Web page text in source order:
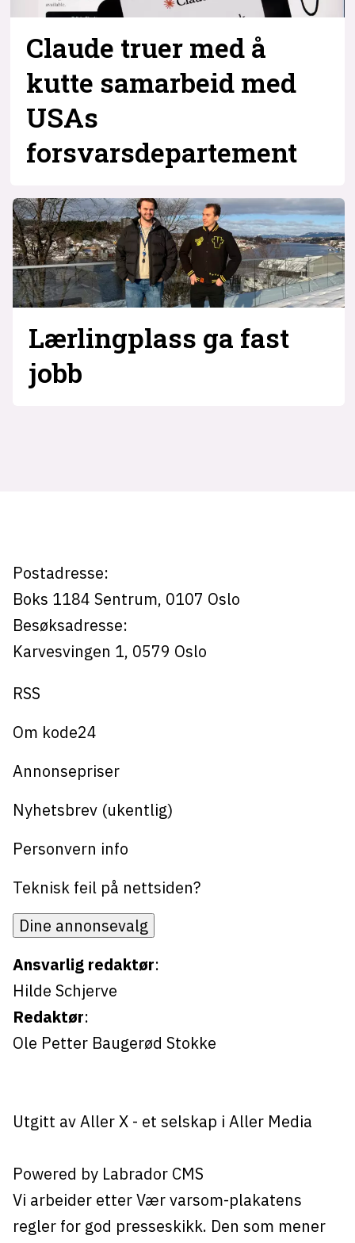
Claude truer med å
kutte samarbeid med
USAs
forsvarsdepartement
Lærlingplass ga fast
jobb
kode24
Postadresse:
Boks 1184 Sentrum, 0107 Oslo
Besøksadresse:
Karvesvingen 1, 0579 Oslo
RSS
Om kode24
Annonsepriser
Nyhetsbrev (ukentlig)
Personvern info
Teknisk feil på nettsiden?
Dine annonsevalg
Ansvarlig redaktør:
Hilde Schjerve
Redaktør:
Ole Petter Baugerød Stokke
Utgitt av Aller X- et selskap i Aller Media
Powered by Labrador CMS
Vi arbeider etter Vær varsom-plakatens
regler for god presseskikk. Den som mener